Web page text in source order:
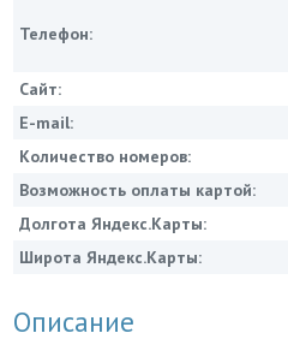
Телефон:
Сайт:
E-mail:
Количество номеров:
Возможность оплаты картой:
Долгота Яндекс.Карты:
Широта Яндекс.Карты:
Описание